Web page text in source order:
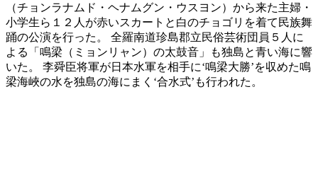
（チョンラナムド・ヘナムグン・ウスヨン）から来た主婦・
小学生ら１２人が赤いスカートと白のチョゴリを着て民族舞
踊の公演を行った。 全羅南道珍島郡立民俗芸術団員５人に
よる「鳴梁（ミョンリャン）の太鼓音」も独島と青い海に響
いた。 李舜臣将軍が日本水軍を相手に‘鳴梁大勝’を収めた鳴
梁海峽の水を独島の海にまく‘合水式’も行われた。